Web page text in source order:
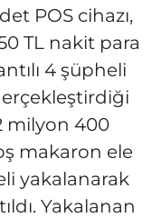
POS cihazı,
TL nakit para
4 şüpheli
milyon 400
makaron ele
yakalanarak
Yakalanan